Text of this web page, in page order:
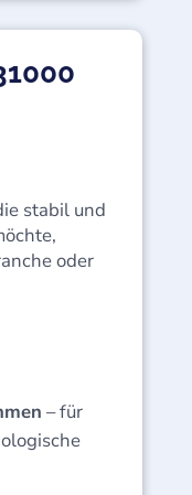
stabil und
oder
– für